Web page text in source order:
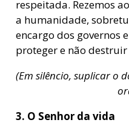
respeitada. Rezemos
a humanidade,
encargo dos governos
proteger e não destruir
(Em silêncio, suplicar o
3. O Senhor da vida